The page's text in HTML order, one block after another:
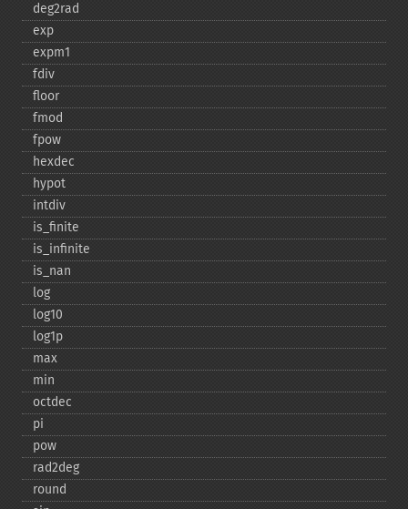
deg2rad
exp
expm1
fdiv
floor
fmod
fpow
hexdec
hypot
intdiv
is_​finite
is_​infinite
is_​nan
log
log10
log1p
max
min
octdec
pi
pow
rad2deg
round